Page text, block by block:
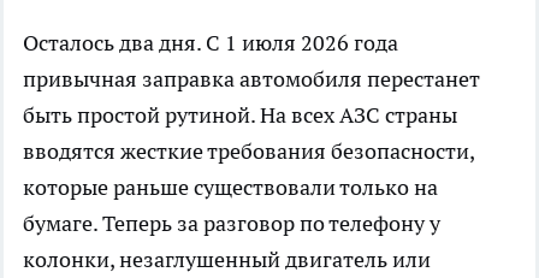
Осталось два дня. С 1 июля 2026 года
привычная заправка автомобиля перестанет
быть простой рутиной. На всех АЗС страны
вводятся жесткие требования безопасности,
которые раньше существовали только на
бумаге. Теперь за разговор по телефону у
колонки, незаглушенный двигатель или